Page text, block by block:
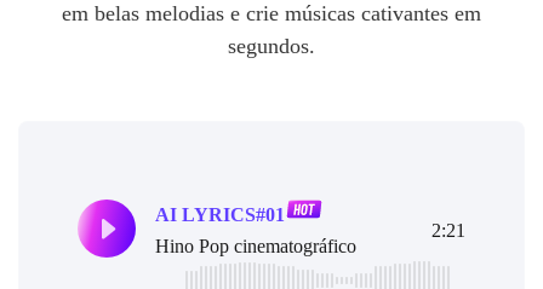
em belas melodias e crie músicas cativantes em
segundos.
AI LYRICS#01
Hino Pop cinematográfico
2:21